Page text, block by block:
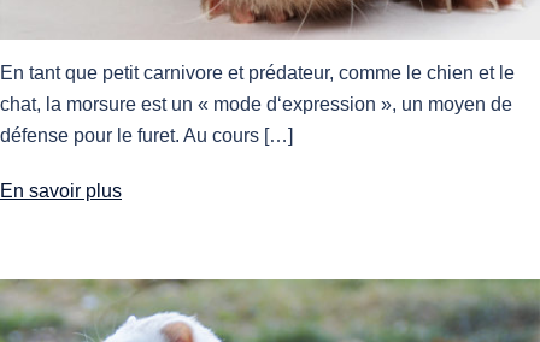
En tant que petit carnivore et prédateur, comme le chien et le
chat, la morsure est un « mode d‘expression », un moyen de
défense pour le furet. Au cours […]
En savoir plus